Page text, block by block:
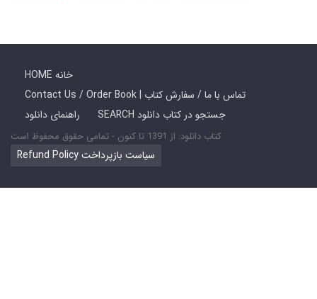
HOME خانه
Contact Us / Order Book | تماس با ما / سفارش کتاب
راهنمای دانلود
SEARCH جستجو در کتاب دانلود
کتاب دانلود: از 1391 تا کنون - تمامی حقوق محفوظ است
Refund Policy سیاست بازپرداخت